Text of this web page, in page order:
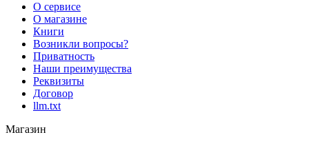
О сервисе
О магазине
Книги
Возникли вопросы?
Приватность
Наши преимущества
Реквизиты
Договор
llm.txt
Магазин